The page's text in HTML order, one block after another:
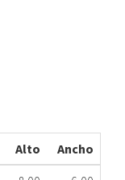
Alto
Ancho